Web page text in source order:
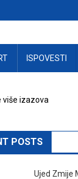
ISPOVESTI
više izazova
POSTS
Ujed Zmije